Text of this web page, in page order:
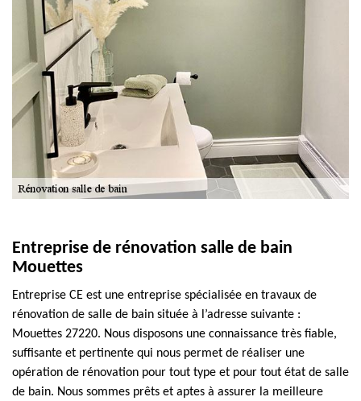
Entreprise de rénovation salle de bain
Mouettes
Entreprise CE est une entreprise spécialisée en travaux de
rénovation de salle de bain située à l’adresse suivante :
Mouettes 27220. Nous disposons une connaissance très fiable,
suffisante et pertinente qui nous permet de réaliser une
opération de rénovation pour tout type et pour tout état de salle
de bain. Nous sommes prêts et aptes à assurer la meilleure